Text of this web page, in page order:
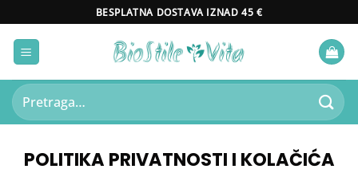
to
content
BESPLATNA DOSTAVA IZNAD 45 €
Pretraži:
POLITIKA PRIVATNOSTI I KOLAČIĆA